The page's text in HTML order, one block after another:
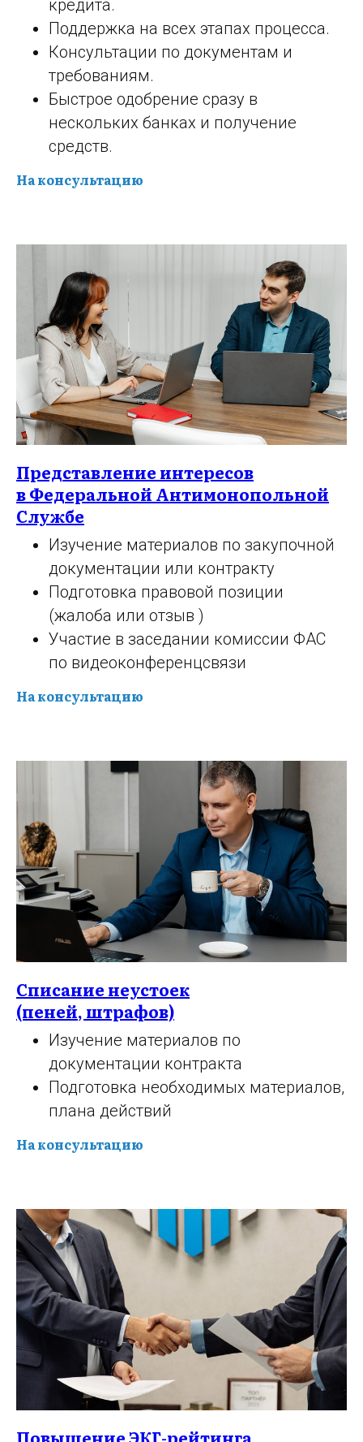
кредита.
Поддержка на всех этапах процесса.
Консультации по документам и
требованиям.
Быстрое одобрение сразу в
нескольких банках и получение
средств.
На консультацию
Представление интересов
в Федеральной Антимонопольной
Службе
Изучение материалов по закупочной
документации или контракту
Подготовка правовой позиции
(жалоба или отзыв )
Участие в заседании комиссии ФАС
по видеоконференцсвязи
На консультацию
Списание неустоек
(пеней, штрафов)
Изучение материалов по
документации контракта
Подготовка необходимых материалов,
плана действий
На консультацию
Повышение ЭКГ-рейтинга